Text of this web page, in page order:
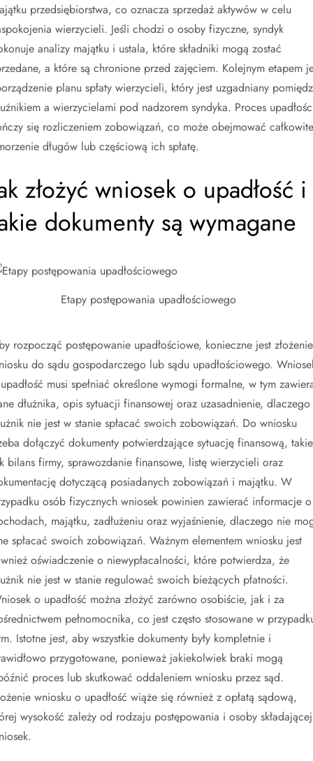
przedsiębiorstwa, co oznacza sprzedaż aktywów w celu
wierzycieli. Jeśli chodzi o osoby fizyczne, syndyk
analizy majątku i ustala, które składniki mogą zostać
a które są chronione przed zajęciem. Kolejnym etapem
planu spłaty wierzycieli, który jest uzgadniany
a wierzycielami pod nadzorem syndyka. Proces
się rozliczeniem zobowiązań, co może obejmować całkowite
długów lub częściową ich spłatę.
złożyć wniosek o upadłość i
dokumenty są wymagane
Etapy postępowania upadłościowego
rozpocząć postępowanie upadłościowe, konieczne jest złożenie
do sądu gospodarczego lub sądu upadłościowego.
musi spełniać określone wymogi formalne, w tym
dłużnika, opis sytuacji finansowej oraz uzasadnienie, dlaczego
nie jest w stanie spłacać swoich zobowiązań. Do wniosku
dołączyć dokumenty potwierdzające sytuację finansową, takie
bilans firmy, sprawozdanie finansowe, listę wierzycieli oraz
dotyczącą posiadanych zobowiązań i majątku. W
osób fizycznych wniosek powinien zawierać informacje o
majątku, zadłużeniu oraz wyjaśnienie, dlaczego nie
spłacać swoich zobowiązań. Ważnym elementem wniosku jest
oświadczenie o niewypłacalności, które potwierdza, że
nie jest w stanie regulować swoich bieżących płatności.
o upadłość można złożyć zarówno osobiście, jak i za
pełnomocnika, co jest często stosowane w
Istotne jest, aby wszystkie dokumenty były kompletnie i
przygotowane, ponieważ jakiekolwiek braki mogą
proces lub skutkować oddaleniem wniosku przez sąd.
wniosku o upadłość wiąże się również z opłatą sądową,
wysokość zależy od rodzaju postępowania i osoby składającej